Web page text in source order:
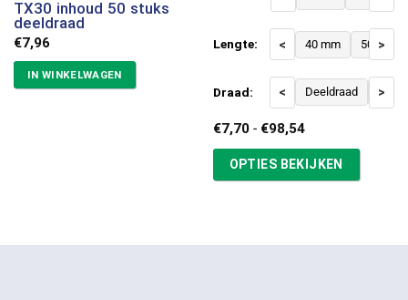
TX30 inhoud 50 stuks
deeldraad
€7,96
IN WINKELWAGEN
Lengte: < 40 mm 50 mm
>
Draad: < Deeldraad >
€7,70 - €98,54Prijsklasse:
tot
€98,54
OPTIES BEKIJKEN